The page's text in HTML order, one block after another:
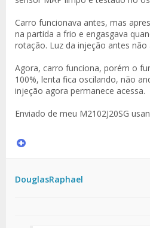
Carro funcionava antes, mas
na partida a frio e engasgava
rotação. Luz da injeção antes não
Agora, carro funciona, porém o
100%, lenta fica oscilando, não
injeção agora permanece acessa.
Enviado de meu M2102J20SG
DouglasRaphael